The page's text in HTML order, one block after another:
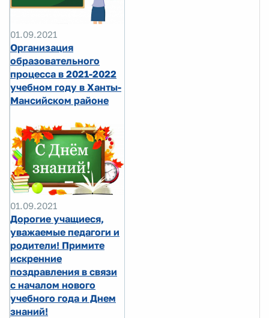
01.09.2021
Организация
образовательного
процесса в 2021-2022
учебном году в Ханты-
Мансийском районе
01.09.2021
Дорогие учащиеся,
уважаемые педагоги и
родители! Примите
искренние
поздравления в связи
с началом нового
учебного года и Днем
знаний!